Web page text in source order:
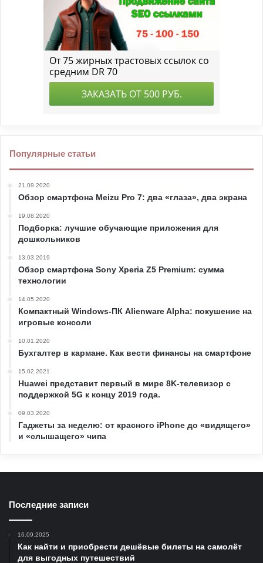
Популярные статьи
21.09.2020
Обзор смартфона Meizu Pro 7: два «глаза», два экрана
19.08.2020
Подборка: лучшие обучающие приложения для
дошкольников
13.03.2019
Обзор смартфона Sony Xperia Z5 Premium: сумма
технологии
14.05.2020
Компактный Windows-ПК Alienware Alpha: покушение на
игровые консоли
10.01.2020
Бухгалтер в кармане. Как вести финансы на смартфоне
15.02.2021
Huawei представит первый в мире 8K-телевизор с
поддержкой 5G к концу 2019 года.
09.03.2020
Гаджеты за неделю: от красного iPhone до «видящего»
и «слышащего» чипа
Последние записи
16.09.2025
Как найти и приобрести дешёвые билеты на самолёт
для выгодных путешествий